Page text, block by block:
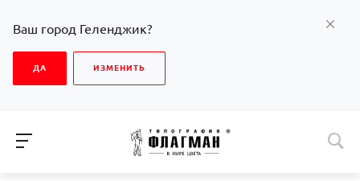
Ваш город Геленджик?
ДА ИЗМЕНИТЬ